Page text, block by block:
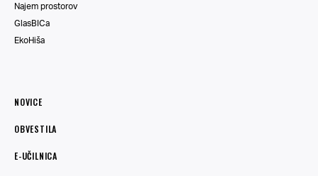
Najem prostorov
GlasBICa
EkoHiša
NOVICE
OBVESTILA
E-UČILNICA